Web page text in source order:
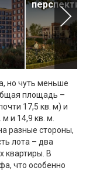
но чуть меньше
площадь –
17,5 кв. м) и
и 14,9 кв. м.
разные стороны,
лота – два
квартиры. В
что особенно